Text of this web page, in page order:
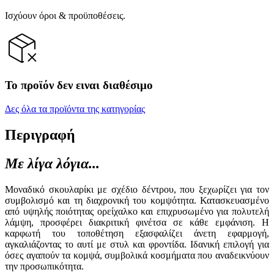
Ισχύουν όροι & προϋποθέσεις.
Το προϊόν δεν ειναι διαθέσιμο
Δες όλα τα προϊόντα της κατηγορίας
Περιγραφή
Με λίγα λόγια...
Μοναδικό σκουλαρίκι με σχέδιο δέντρου, που ξεχωρίζει για τον
συμβολισμό και τη διαχρονική του κομψότητα. Κατασκευασμένο
από υψηλής ποιότητας ορείχαλκο και επιχρυσωμένο για πολυτελή
λάμψη, προσφέρει διακριτική φινέτσα σε κάθε εμφάνιση. Η
καρφωτή του τοποθέτηση εξασφαλίζει άνετη εφαρμογή,
αγκαλιάζοντας το αυτί με στυλ και φροντίδα. Ιδανική επιλογή για
όσες αγαπούν τα κομψά, συμβολικά κοσμήματα που αναδεικνύουν
την προσωπικότητα.